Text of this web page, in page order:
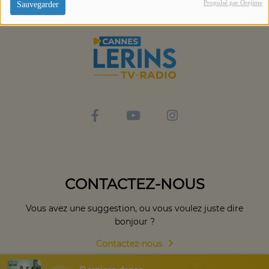
Sauvegarder Propulsé par Orejime
CONTACTEZ-NOUS
Vous avez une suggestion, ou vous voulez juste dire
bonjour ?
Contactez-nous